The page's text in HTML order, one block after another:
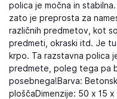
polica je močna in
zato je preprosta za
različnih predmetov, kot
predmeti, okraski itd. Je
krpo. Ta razstavna polica
predmete, poleg tega pa
posebnega!Barva:
ploščaDimenzije: 50 x 15